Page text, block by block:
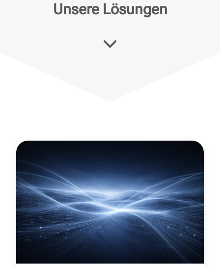
Unsere Lösungen